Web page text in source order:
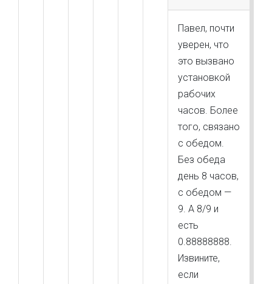
Павел, почти
уверен, что
это вызвано
установкой
рабочих
часов. Более
того, связано
с обедом.
Без обеда
день 8 часов,
с обедом —
9. А 8/9 и
есть
0.88888888.
Извините,
если